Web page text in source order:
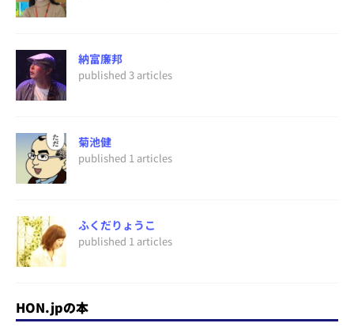
納富廉邦
published 3 articles
菊池健
published 1 articles
ふくだりょうこ
published 1 articles
HON.jpの本